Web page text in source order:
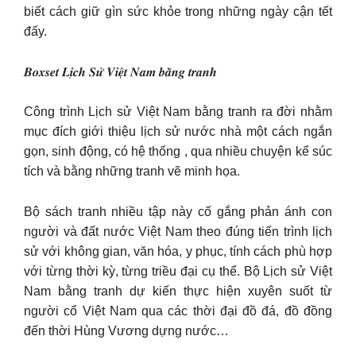
biết cách giữ gìn sức khỏe trong những ngày cận tết
đấy.
𝑩𝒐𝒙𝒔𝒆𝒕 𝑳𝒊̣𝒄𝒉 𝑺𝒖̛̉ 𝑽𝒊𝒆̣̂𝒕 𝑵𝒂𝒎 𝒃𝒂̆̀𝒏𝒈 𝒕𝒓𝒂𝒏𝒉
Công trình Lịch sử Việt Nam bằng tranh ra đời nhằm
mục đích giới thiệu lịch sử nước nhà một cách ngắn
gọn, sinh động, có hệ thống , qua nhiều chuyện kể súc
tích và bằng những tranh vẽ minh họa.
Bộ sách tranh nhiều tập này cố gắng phản ánh con
người và đất nước Việt Nam theo đúng tiến trình lịch
sử với không gian, văn hóa, y phục, tính cách phù hợp
với từng thời kỳ, từng triều đại cụ thể. Bộ Lịch sử Việt
Nam bằng tranh dự kiến thực hiện xuyên suốt từ
người cổ Việt Nam qua các thời đại đồ đá, đồ đồng
đến thời Hùng Vương dựng nước…